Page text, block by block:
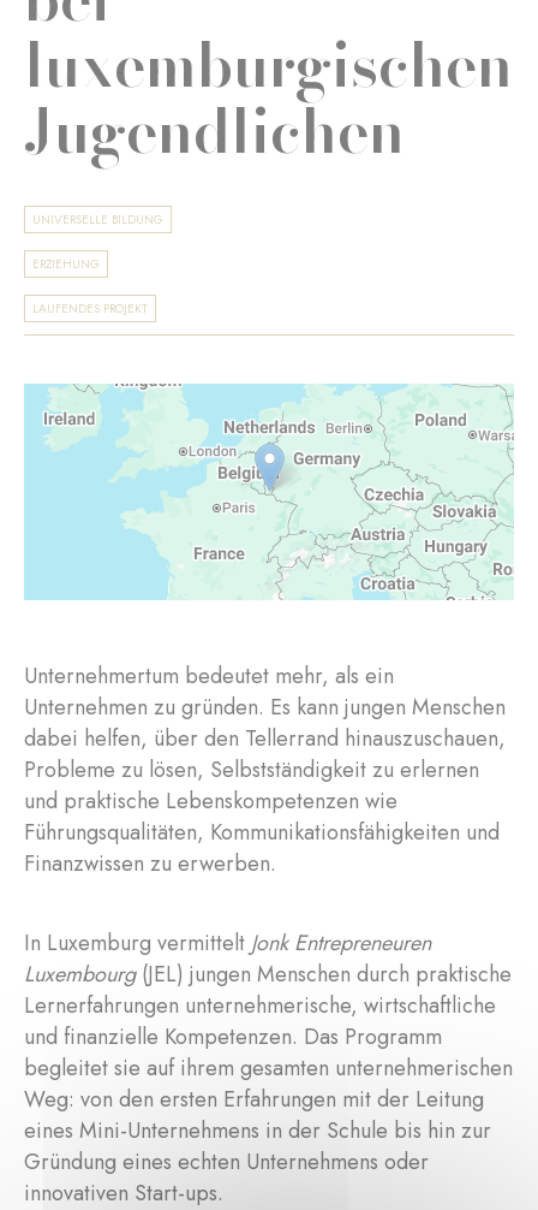
luxemburgischen
Jugendlichen
UNIVERSELLE BILDUNG
ERZIEHUNG
LAUFENDES PROJEKT
Unternehmertum bedeutet mehr, als ein
Unternehmen zu gründen. Es kann jungen Menschen
dabei helfen, über den Tellerrand hinauszuschauen,
Probleme zu lösen, Selbstständigkeit zu erlernen
und praktische Lebenskompetenzen wie
Führungsqualitäten, Kommunikationsfähigkeiten und
Finanzwissen zu erwerben.
In Luxemburg vermittelt Jonk Entrepreneuren
Luxembourg(JEL) jungen Menschen durch praktische
Lernerfahrungen unternehmerische, wirtschaftliche
und finanzielle Kompetenzen. Das Programm
begleitet sie auf ihrem gesamten unternehmerischen
Weg: von den ersten Erfahrungen mit der Leitung
eines Mini-Unternehmens in der Schule bis hin zur
Gründung eines echten Unternehmens oder
innovativen Start-ups.